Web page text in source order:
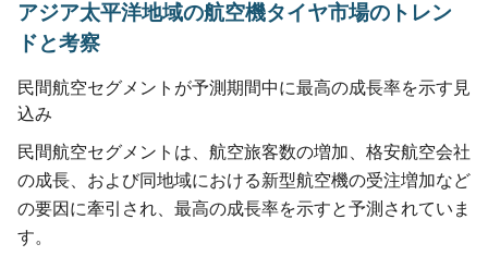
アジア太平洋地域の航空機タイヤ市場のトレン
ドと考察
民間航空セグメントが予測期間中に最高の成長率を示す見
込み
民間航空セグメントは、航空旅客数の増加、格安航空会社
の成長、および同地域における新型航空機の受注増加など
の要因に牽引され、最高の成長率を示すと予測されていま
す。